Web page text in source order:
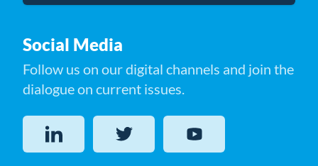
Social Media
Follow us on our digital channels and join the
dialogue on current issues.
LinkedIn Twitter YouTube